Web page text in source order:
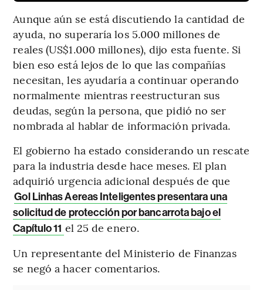
Aunque aún se está discutiendo la cantidad de
ayuda, no superaría los 5.000 millones de
reales (US$1.000 millones), dijo esta fuente. Si
bien eso está lejos de lo que las compañías
necesitan, les ayudaría a continuar operando
normalmente mientras reestructuran sus
deudas, según la persona, que pidió no ser
nombrada al hablar de información privada.
El gobierno ha estado considerando un rescate
para la industria desde hace meses. El plan
adquirió urgencia adicional después de que
Gol Linhas Aereas Inteligentes presentara una
solicitud de protección por bancarrota bajo el
Capítulo 11 el 25 de enero.
Un representante del Ministerio de Finanzas
se negó a hacer comentarios.